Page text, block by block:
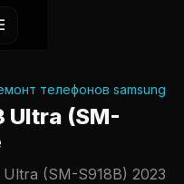
телефонов samsung
Ultra (SM-
(SM-S918B) 2023